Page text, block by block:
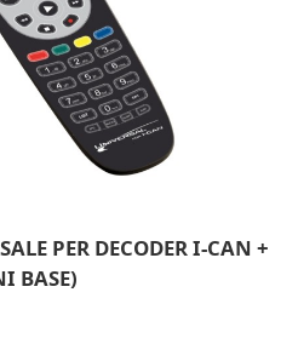
PER DECODER I-CAN +
BASE)